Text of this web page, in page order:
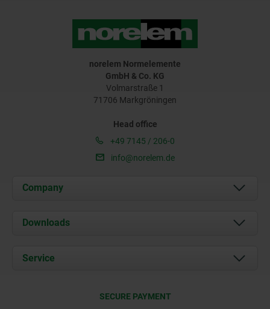
norelem Normelemente
GmbH & Co. KG
Volmarstraße 1
71706 Markgröningen
Head office
+49 7145 / 206-0
info@norelem.de
Company
About us
Career
Downloads
Service
SECURE PAYMENT